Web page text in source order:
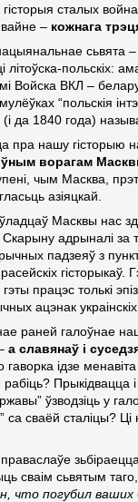
гісторыя сталых
– кожнага
сьвята
літоўска-
Войска ВКЛ –
“польскія
(і да 1840 года)
пра нашу гісторыю
ворагам
чым Масква,
азіяцкай.
Масквы нас
Скарыну адрыналі
падзеяў з
гісторыкаў.
працэс толькі
ацэнак
раней галоўнае
а славянаў і
ідзе менавіта
Прыкідвацца
ўзводзіць у
са сваёй сталіцы?
сваім сьвятым
что погубил